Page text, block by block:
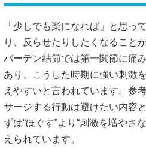
「少しでも楽になれば」と思っ
り、反らせたりしたくなること
バーデン結節では第一関節に痛
あり、こうした時期に強い刺激
えやすいと言われています。参
サージする行動は避けたい内容
ずは“ほぐす”より“刺激を増やさ
えられています。